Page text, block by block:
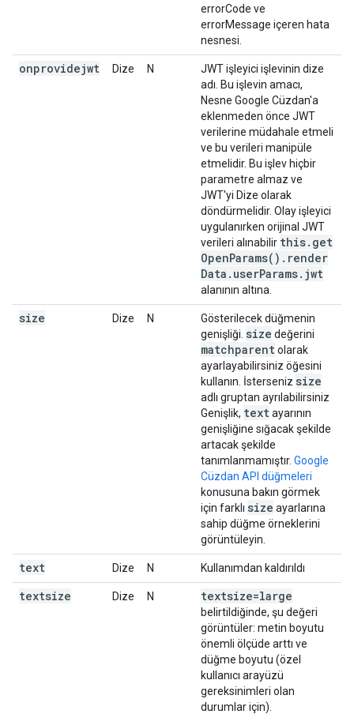
errorCode ve
errorMessage içeren hata
nesnesi.
onprovidejwt Dize N
JWT işleyici işlevinin dize
adı. Bu işlevin amacı,
Nesne Google Cüzdan'a
eklenmeden önce JWT
verilerine müdahale etmeli
ve bu verileri manipüle
etmelidir. Bu işlev hiçbir
parametre almaz ve
JWT'yi Dize olarak
döndürmelidir. Olay işleyici
uygulanırken orijinal JWT
verileri alınabilir this. get
OpenParams( ) . render
Data . userParams. jwt
alanının altına.
size Dize N
Gösterilecek düğmenin
genişliği. size değerini
matchparentolarak
ayarlayabilirsiniz öğesini
kullanın. İsterseniz size
adlı gruptan ayrılabilirsiniz
Genişlik, textayarının
genişliğine sığacak şekilde
artacak şekilde
tanımlanmamıştır. Google
Cüzdan API düğmeleri
konusuna bakın görmek
için farklı size ayarlarına
sahip düğme örneklerini
görüntüleyin.
text Dize N Kullanımdan kaldırıldı
textsize Dize N textsize=large
belirtildiğinde, şu değeri
görüntüler: metin boyutu
önemli ölçüde arttı ve
düğme boyutu (özel
kullanıcı arayüzü
gereksinimleri olan
durumlar için).